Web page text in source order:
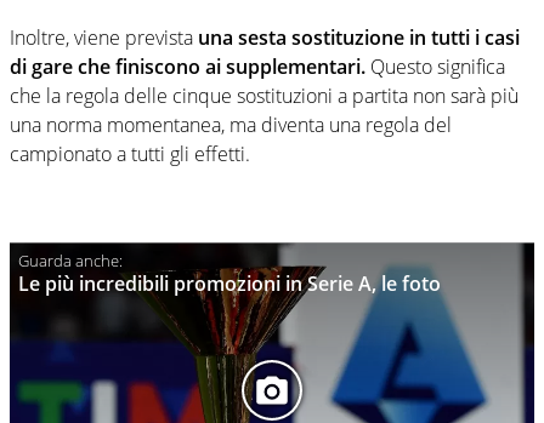
Inoltre, viene prevista una sesta sostituzione in tutti i casi
di gare che finiscono ai supplementari. Questo significa
che la regola delle cinque sostituzioni a partita non sarà più
una norma momentanea, ma diventa una regola del
campionato a tutti gli effetti.
Le più incredibili promozioni in Serie A, le foto